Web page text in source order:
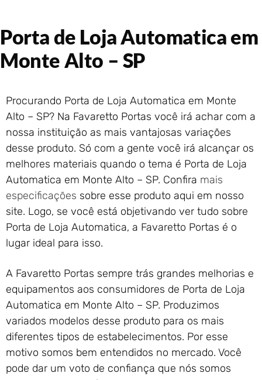
Enrolar em Rio das Ostras –
RJ
Portão de Garagem de
Enrolar em Petrópolis – RJ
Portão de Garagem de
Enrolar em Paraty – RJ
Portão de Garagem de
Enrolar em Nova Iguaçu – RJ
Portão de Garagem de
Enrolar em Nova Friburgo –
RJ
Porta de Loja Automatica em
Monte Alto – SP
Procurando Porta de Loja Automatica em Monte
Alto – SP? Na Favaretto Portas você irá achar com a
nossa instituição as mais vantajosas variações
desse produto. Só com a gente você irá alcançar os
melhores materiais quando o tema é Porta de Loja
Automatica em Monte Alto – SP. Confira mais
especificações sobre esse produto aqui em nosso
site. Logo, se você está objetivando ver tudo sobre
Porta de Loja Automatica, a Favaretto Portas é o
lugar ideal para isso.
A Favaretto Portas sempre trás grandes melhorias e
equipamentos aos consumidores de Porta de Loja
Automatica em Monte Alto – SP. Produzimos
variados modelos desse produto para os mais
diferentes tipos de estabelecimentos. Por esse
motivo somos bem entendidos no mercado. Você
pode dar um voto de confiança que nós somos